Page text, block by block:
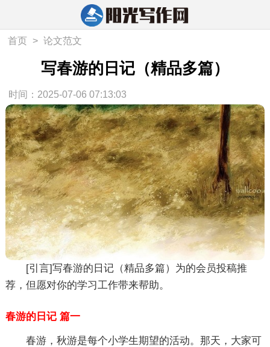
首页 > 论文范文
写春游的日记（精品多篇）
时间：2025-07-06 07:13:03
[引言]写春游的日记（精品多篇） 为的会员投稿推
荐，但愿对你的学习工作带来帮助。
春游的日记 篇一
春游，秋游是每个小学生期望的活动。那天，大家可